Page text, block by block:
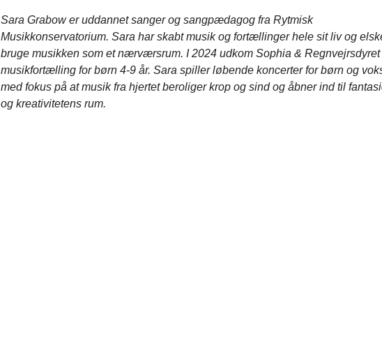
Sara Grabow er uddannet sanger og sangpædagog fra Rytmisk
Musikkonservatorium. Sara har skabt musik og fortællinger hele sit liv og
bruge musikken som et nærværsrum. I 2024 udkom Sophia & Regnvejrsdyret
musikfortælling for børn 4-9 år. Sara spiller løbende koncerter for børn og
med fokus på at musik fra hjertet beroliger krop og sind og åbner ind til
og kreativitetens rum.